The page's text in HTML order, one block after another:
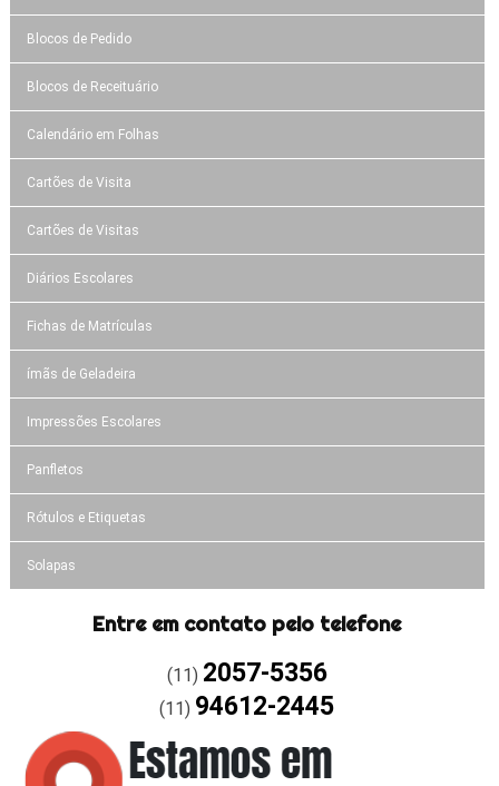
Blocos de Pedido
Blocos de Receituário
Calendário em Folhas
Cartões de Visita
Cartões de Visitas
Diários Escolares
Fichas de Matrículas
ímãs de Geladeira
Impressões Escolares
Panfletos
Rótulos e Etiquetas
Solapas
Entre em contato pelo telefone
(11) 2057-5356
(11) 94612-2445